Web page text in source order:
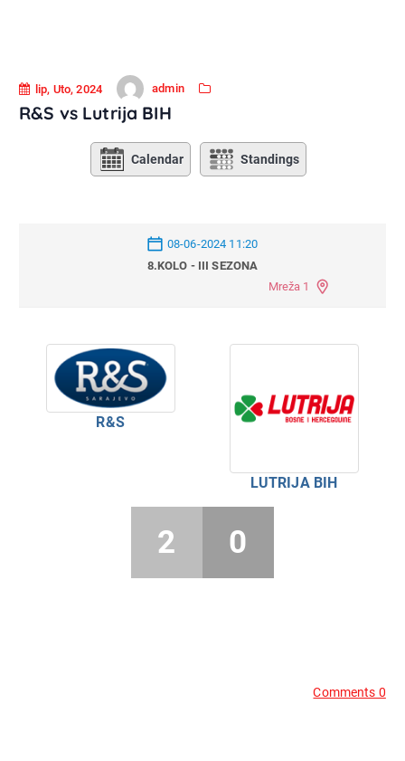
lip, Uto, 2024 admin
R&S vs Lutrija BIH
Calendar Standings
08-06-2024 11:20
8.KOLO - III SEZONA
Mreža 1
R&S
LUTRIJA BIH
2 0
Comments 0